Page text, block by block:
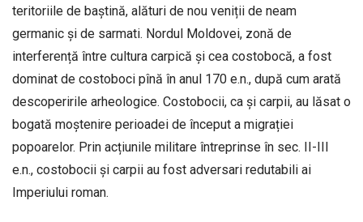
teritoriile de baștină, alături de nou veniții de neam
germanic și de sarmati. Nordul Moldovei, zonă de
interferență între cultura carpică și cea costobocă, a fost
dominat de costoboci pînă în anul 170 e.n., după cum arată
descoperirile arheologice. Costobocii, ca și carpii, au lăsat o
bogată moștenire perioadei de început a migrației
popoarelor. Prin acțiunile militare întreprinse în sec. II-III
e.n., costobocii și carpii au fost adversari redutabili ai
Imperiului roman.